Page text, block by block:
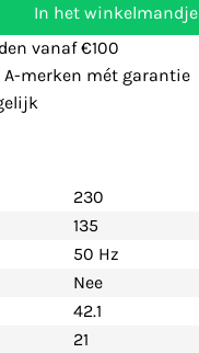
In het winkelmandje
vanaf €100
A-merken mét garantie
230
135
50 Hz
Nee
42.1
21